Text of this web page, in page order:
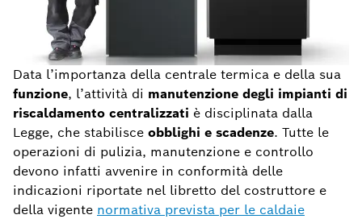
Data l’importanza della centrale termica e della sua
funzione, l’attività di manutenzione degli impianti di
riscaldamento centralizzati è disciplinata dalla
Legge, che stabilisce obblighi e scadenze. Tutte le
operazioni di pulizia, manutenzione e controllo
devono infatti avvenire in conformità delle
indicazioni riportate nel libretto del costruttore e
della vigente normativa prevista per le caldaie